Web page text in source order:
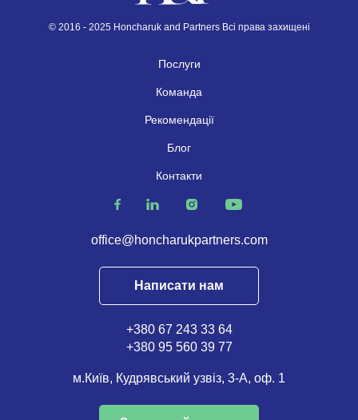
© 2016 - 2025 Honcharuk and Partners Всі права захищені
Послуги
Команда
Рекомендації
Блог
Контакти
office@honcharukpartners.com
Написати нам
+380 67 243 33 64
+380 95 560 39 77
м.Київ, Кудрявський узвіз, 3-А, оф. 1